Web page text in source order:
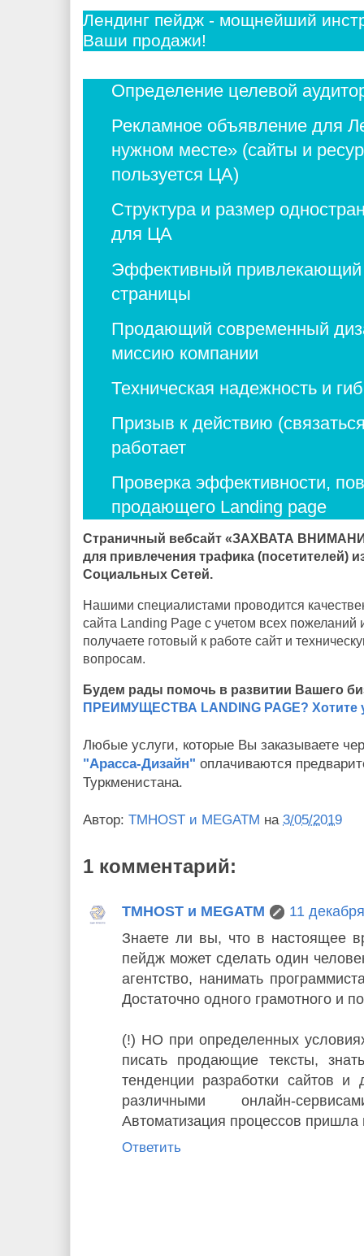
Лендинг пейдж - мощнейший
Ваши продажи!
Определение целевой
Рекламное объявление для
нужном месте» (сайты и
пользуется ЦА)
Структура и размер
для ЦА
Эффективный привлекающий
страницы
Продающий современный
миссию компании
Техническая надежность и
Призыв к действию
работает
Проверка эффективности,
продающего Landing page
Страничный вебсайт «ЗАХВАТА
для привлечения трафика (посетителей)
Социальных Сетей.
Нашими специалистами проводится
сайта Landing Page с учетом всех пожеланий
получаете готовый к работе сайт и
вопросам.
Будем рады помочь в развитии Вашего
ПРЕИМУЩЕСТВА LANDING PAGE? Хотите
Любые услуги, которые Вы заказываете
"Арасса-Дизайн" оплачиваются
Туркменистана.
Автор: TMHOST и MEGATM на 3/05/2019
1 комментарий:
TMHOST и MEGATM
11
Знаете ли вы, что в настоящее
пейдж может сделать один
агентство, нанимать
Достаточно одного грамотного и
(!) НО при определенных
писать продающие тексты,
тенденции разработки сайтов и
различными онлайн-
Автоматизация процессов пришла
Ответить